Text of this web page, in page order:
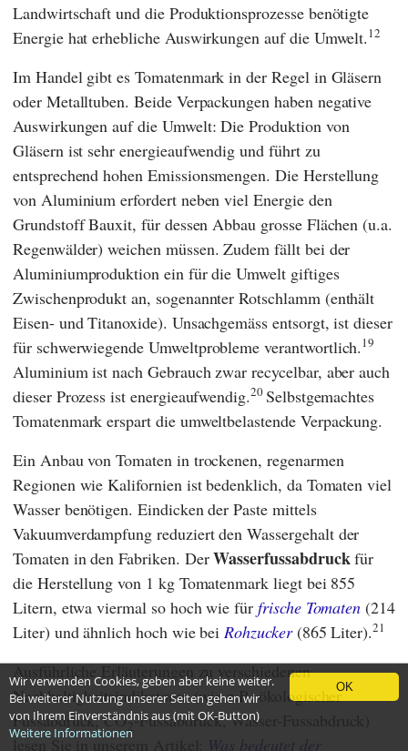
Landwirtschaft und die Produktionsprozesse benötigte
Energie hat erhebliche Auswirkungen auf die Umwelt.12
Im Handel gibt es Tomatenmark in der Regel in Gläsern
oder Metalltuben. Beide Verpackungen haben negative
Auswirkungen auf die Umwelt: Die Produktion von
Gläsern ist sehr energieaufwendig und führt zu
entsprechend hohen Emissionsmengen. Die Herstellung
von Aluminium erfordert neben viel Energie den
Grundstoff Bauxit, für dessen Abbau grosse Flächen (u.a.
Regenwälder) weichen müssen. Zudem fällt bei der
Aluminiumproduktion ein für die Umwelt giftiges
Zwischenprodukt an, sogenannter Rotschlamm (enthält
Eisen- und Titanoxide). Unsachgemäss entsorgt, ist dieser
für schwerwiegende Umweltprobleme verantwortlich.19
Aluminium ist nach Gebrauch zwar recycelbar, aber auch
dieser Prozess ist energieaufwendig.20Selbstgemachtes
Tomatenmark erspart die umweltbelastende Verpackung.
Ein Anbau von Tomaten in trockenen, regenarmen
Regionen wie Kalifornien ist bedenklich, da Tomaten viel
Wasser benötigen. Eindicken der Paste mittels
Vakuumverdampfung reduziert den Wassergehalt der
Tomaten in den Fabriken. DerWasserfussabdruckfür
die Herstellung von 1 kg Tomatenmark liegt bei 855
Litern, etwa viermal so hoch wie fürfrische Tomaten (214
Liter) und ähnlich hoch wie bei Rohzucker(865 Liter).21
Ausführliche Erläuterungen zu verschiedenen
Nachhaltigkeitsindikatoren (wie z.B. ökologischer
Fussabdruck, CO2-Fussabdruck, Wasser-Fussabdruck)
lesen Sie in unserem Artikel:
Was bedeutet der
OK
Wir verwenden Cookies, geben aber keine weiter.
Bei weiterer Nutzung unserer Seiten gehen wir
von Ihrem Einverständnis aus (mit OK-Button)
Weitere Informationen